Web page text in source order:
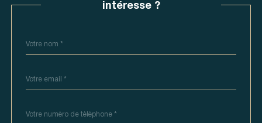
intéresse ?
*
*
*